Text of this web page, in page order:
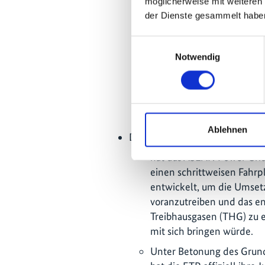
der Dienste gesammelt
Notwendig
Ablehnen
erhöht die Flexibilität und
Im Bereich der
Raumplan und das
Ziel, den Sektor zu
Das regionale Programm der
hat das ASEAN Power
einen schrittweisen
entwickelt, um die
voranzutreiben und das
Treibhausgasen (THG)
mit sich bringen würde.
Unter Betonung des